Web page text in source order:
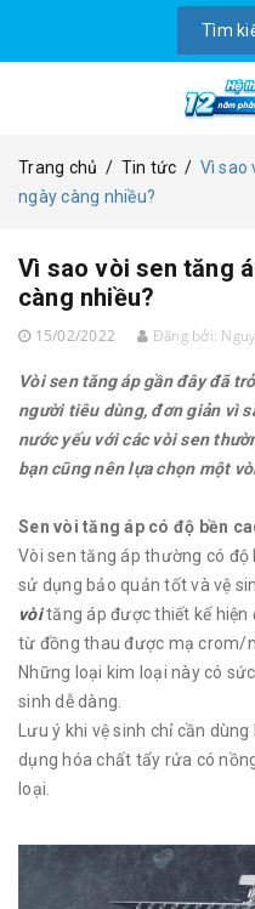
Trang chủ / Tin tức / Vì sao
ngày càng nhiều?
Vì sao vòi sen tăng
càng nhiều?
15/02/2022 Đăng bởi:
Vòi sen tăng áp gần đây đã
người tiêu dùng, đơn giản vì
nước yếu với các vòi sen
bạn cũng nên lựa chọn một
Sen vòi tăng áp có độ bền
Vòi sen tăng áp thường có độ
sử dụng bảo quản tốt và vệ
vòităng áp được thiết kế hiện
từ đồng thau được mạ crom/
Những loại kim loại này có
sinh dễ dàng.
Lưu ý khi vệ sinh chỉ cần
dụng hóa chất tẩy rửa có
loại.